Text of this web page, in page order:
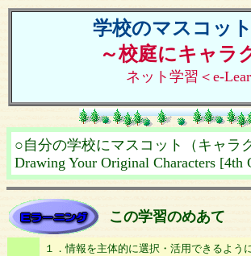
学校のマスコッ
～校庭にキャラ
ネット学習＜e-
○自分の学校にマスコット（キャラ
Drawing Your Original Characters [4th
この学習のめあて
１．情報を主体的に選択・活用できるよ